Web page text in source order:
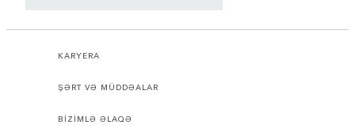
KARYERA
ŞƏRT VƏ MÜDDƏALAR
BİZİMLƏ ƏLAQƏ